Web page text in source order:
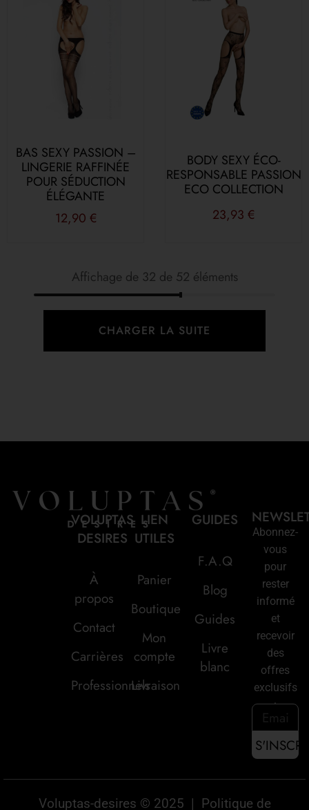
BAS SEXY PASSION –
LINGERIE RAFFINÉE
POUR SÉDUCTION
ÉLÉGANTE
12,90 €
BODY SEXY ÉCO-
RESPONSABLE PASSION
ECO COLLECTION
23,93 €
Affichage de 32 de 52 éléments
CHARGER LA SUITE
VOLUPTAS
DESIRES
À
propos
Contact
Carrières
Professionnels
LIEN
UTILES
Panier
Boutique
Mon
compte
Livraison
GUIDES
F.A.Q
Blog
Guides
Livre
blanc
Abonnez-
vous
pour
rester
informé
et
recevoir
des
offres
exclusifs
:
Voluptas-desires © 2025 | Politique de